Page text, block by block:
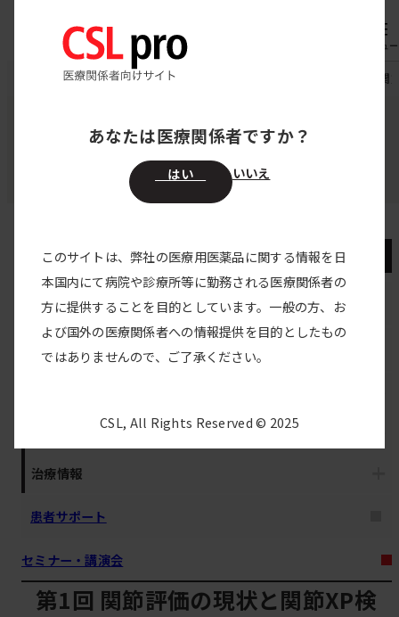
メニュー
CSL pro 領域別医療情報 第1回 関節評価の現状と関
領域別医療情報
血友病
血友病トップ
Shared Decision Making
治療情報
患者サポート
セミナー・講演会
第1回 関節評価の現状と関節XP検
あなたは医療関係者ですか？
はい いいえ
このサイトは、弊社の医療用医薬品に関する情報を日
本国内にて病院や診療所等に勤務される医療関係者の
方に提供することを目的としています。一般の方、お
よび国外の医療関係者への情報提供を目的としたもの
ではありませんので、ご了承ください。
CSL, All Rights Reserved © 2025